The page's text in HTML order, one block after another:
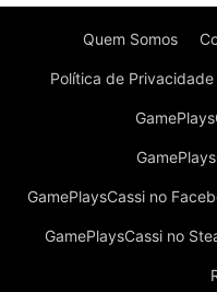
Quem Somos
Política de Privacidade
GamePlaysCassi no
GamePlaysCassi no